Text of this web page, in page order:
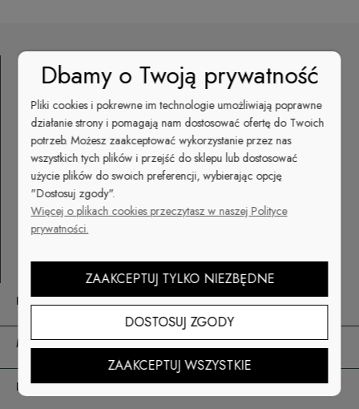
POMOC
MOJE KONTO
PŁATNOŚCI I DOSTAWA
cuccio.pl | CUCCIO - STAR NAIL -
STARDORO
Lipiny 2
92-701 Łódź
NIP: 725 000 62 20
sklep@cuccio.pl
+48 512 041 222
Dbamy o Twoją prywatność
Pliki cookies i pokrewne im technologie umożliwiają poprawne
działanie strony i pomagają nam dostosować ofertę do Twoich
potrzeb. Możesz zaakceptować wykorzystanie przez nas
wszystkich tych plików i przejść do sklepu lub dostosować
użycie plików do swoich preferencji, wybierając opcję
"Dostosuj zgody".
Więcej o plikach cookies przeczytasz w naszej Polityce
prywatności.
ZAAKCEPTUJ TYLKO NIEZBĘDNE
DOSTOSUJ ZGODY
ZAAKCEPTUJ WSZYSTKIE